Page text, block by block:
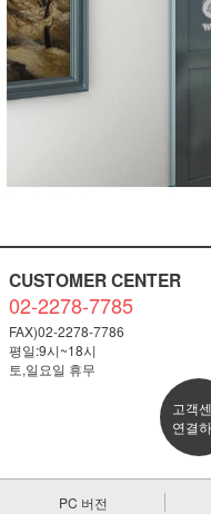
CUSTOMER CENTER
02-2278-7785
FAX)02-2278-7786
평일:9시~18시
토,일요일 휴무
고객
연결
PC 버전